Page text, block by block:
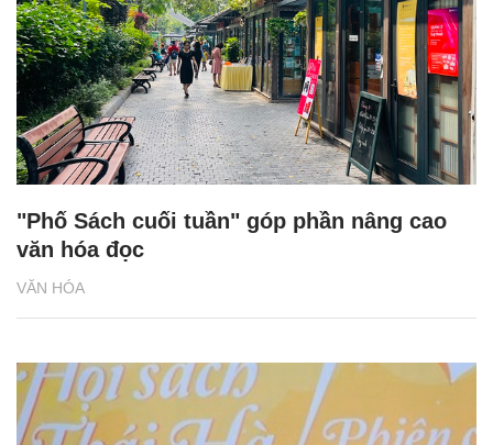
VĂN HÓA
"Phố Sách cuối tuần" góp phần nâng cao
văn hóa đọc